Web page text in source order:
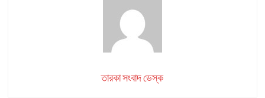
তারকা সংবাদ ডেস্ক